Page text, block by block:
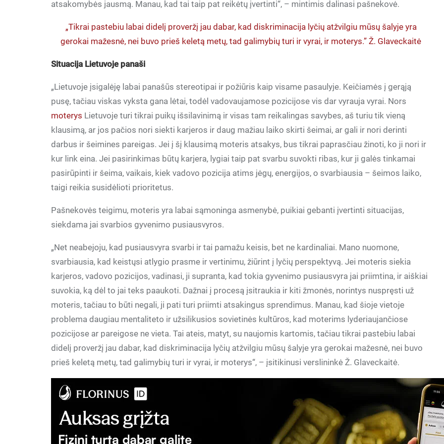
atsakomybės jausmą. Manau, kad tai taip pat reikėtų įvertinti“, – mintimis dalinasi pašnekovė.
„Tikrai pastebiu labai didelį proveržį jau dabar, kad diskriminacija lyčių atžvilgiu mūsų šalyje yra
gerokai mažesnė, nei buvo prieš keletą metų, tad galimybių turi ir vyrai, ir moterys.” Ž. Glaveckaitė
Situacija Lietuvoje panaši
„Lietuvoje įsigalėję labai panašūs stereotipai ir požiūris kaip visame pasaulyje. Keičiamės į gerąją
pusę, tačiau viskas vyksta gana lėtai, todėl vadovaujamose pozicijose vis dar vyrauja vyrai. Nors
moterys Lietuvoje turi tikrai puikų išsilavinimą ir visas tam reikalingas savybes, aš turiu tik vieną
klausimą, ar jos pačios nori siekti karjeros ir daug mažiau laiko skirti šeimai, ar gali ir nori derinti
darbus ir šeimines pareigas. Jei į šį klausimą moteris atsakys, bus tikrai paprasčiau žinoti, ko ji nori ir
kur link eina. Jei pasirinkimas būtų karjera, lygiai taip pat svarbu suvokti ribas, kur ji galės tinkamai
pasirūpinti ir šeima, vaikais, kiek vadovo pozicija atims jėgų, energijos, o svarbiausia – šeimos laiko,
taigi reikia susidėlioti prioritetus.
Pašnekovės teigimu, moteris yra labai sąmoninga asmenybė, puikiai gebanti įvertinti situacijas,
siekdama jai svarbios gyvenimo pusiausvyros.
„Net neabejoju, kad pusiausvyra svarbi ir tai pamažu keisis, bet ne kardinaliai. Mano nuomone,
svarbiausia, kad keistųsi atlygio prasme ir vertinimu, žiūrint į lyčių perspektyvą. Jei moteris siekia
karjeros, vadovo pozicijos, vadinasi, ji supranta, kad tokia gyvenimo pusiausvyra jai priimtina, ir aiškiai
suvokia, ką dėl to jai teks paaukoti. Dažnai į procesą įsitraukia ir kiti žmonės, norintys nuspręsti už
moteris, tačiau to būti negali, ji pati turi priimti atsakingus sprendimus. Manau, kad šioje vietoje
problema daugiau mentaliteto ir užsilikusios sovietinės kultūros, kad moterims lyderiaujančiose
pozicijose ar pareigose ne vieta. Tai ateis, matyt, su naujomis kartomis, tačiau tikrai pastebiu labai
didelį proveržį jau dabar, kad diskriminacija lyčių atžvilgiu mūsų šalyje yra gerokai mažesnė, nei buvo
prieš keletą metų, tad galimybių turi ir vyrai, ir moterys“, – įsitikinusi verslininkė Ž. Glaveckaitė.